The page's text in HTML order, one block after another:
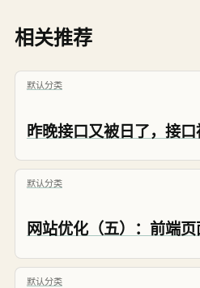
相关推荐
默认分类
默认分类
网站优化（五）：前端
默认分类